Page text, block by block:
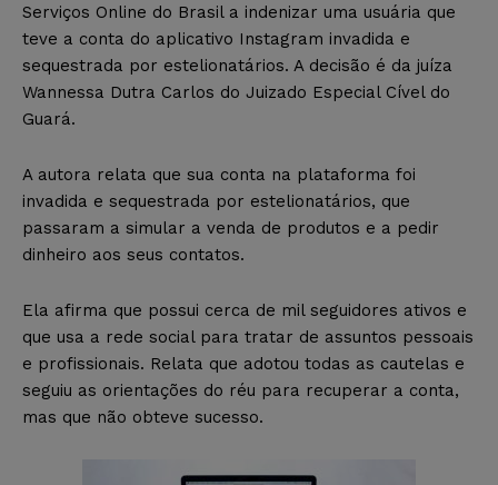
Serviços Online do Brasil a indenizar uma usuária que
teve a conta do aplicativo Instagram invadida e
sequestrada por estelionatários. A decisão é da juíza
Wannessa Dutra Carlos do Juizado Especial Cível do
Guará.
A autora relata que sua conta na plataforma foi
invadida e sequestrada por estelionatários, que
passaram a simular a venda de produtos e a pedir
dinheiro aos seus contatos.
Ela afirma que possui cerca de mil seguidores ativos e
que usa a rede social para tratar de assuntos pessoais
e profissionais. Relata que adotou todas as cautelas e
seguiu as orientações do réu para recuperar a conta,
mas que não obteve sucesso.